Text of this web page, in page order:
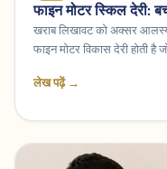
फाइन मोटर स्किल देरी:
खराब लिखावट को अक्सर
फाइन मोटर विकास देरी होती
लेख पढ़ें →